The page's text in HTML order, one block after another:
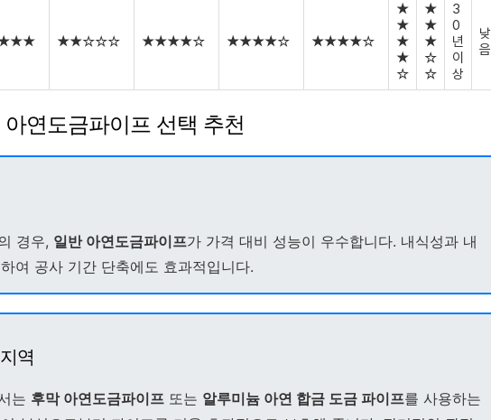
★★☆☆☆ ★★★★☆ ★★★★☆ ★★★★☆
★
★
★
★
☆
★
★
★
☆
☆
3
0
년
이
상
낮
음
연도금파이프 선택 추천
경우, 일반 아연도금파이프가 가격 대비 성능이 우수합니다. 내식성과 내
여 공사 기간 단축에도 효과적입니다.
역
는 후막 아연도금파이프 또는 알루미늄 아연 합금 도금 파이프를 사용하는